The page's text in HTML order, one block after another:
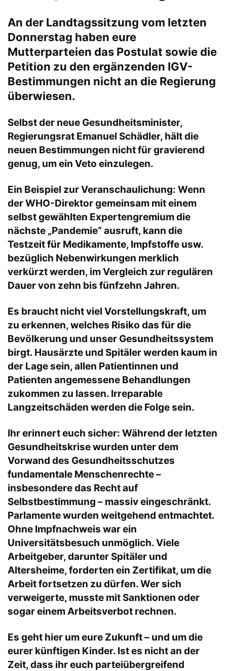
An der Landtagssitzung vom letzten
Donnerstag haben eure
Mutterparteien das Postulat sowie die
Petition zu den ergänzenden IGV-
Bestimmungen nicht an die Regierung
überwiesen.
Selbst der neue Gesundheitsminister,
Regierungsrat Emanuel Schädler, hält die
neuen Bestimmungen nicht für gravierend
genug, um ein Veto einzulegen.
Ein Beispiel zur Veranschaulichung: Wenn
der WHO-Direktor gemeinsam mit einem
selbst gewählten Expertengremium die
nächste „Pandemie“ ausruft, kann die
Testzeit für Medikamente, Impfstoffe usw.
bezüglich Nebenwirkungen merklich
verkürzt werden, im Vergleich zur regulären
Dauer von zehn bis fünfzehn Jahren.
Es braucht nicht viel Vorstellungskraft, um
zu erkennen, welches Risiko das für die
Bevölkerung und unser Gesundheitssystem
birgt. Hausärzte und Spitäler werden kaum in
der Lage sein, allen Patientinnen und
Patienten angemessene Behandlungen
zukommen zu lassen. Irreparable
Langzeitschäden werden die Folge sein.
Ihr erinnert euch sicher: Während der letzten
Gesundheitskrise wurden unter dem
Vorwand des Gesundheitsschutzes
fundamentale Menschenrechte –
insbesondere das Recht auf
Selbstbestimmung – massiv eingeschränkt.
Parlamente wurden weitgehend entmachtet.
Ohne Impfnachweis war ein
Universitätsbesuch unmöglich. Viele
Arbeitgeber, darunter Spitäler und
Altersheime, forderten ein Zertifikat, um die
Arbeit fortsetzen zu dürfen. Wer sich
verweigerte, musste mit Sanktionen oder
sogar einem Arbeitsverbot rechnen.
Es geht hier um eure Zukunft – und um die
eurer künftigen Kinder. Ist es nicht an der
Zeit, dass ihr euch parteiübergreifend